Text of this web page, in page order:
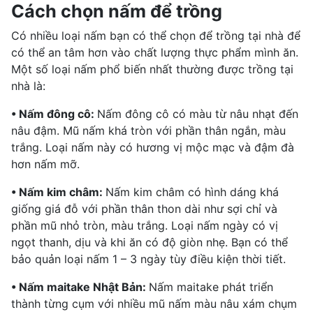
Cách chọn nấm để trồng
Có nhiều loại nấm bạn có thể chọn để trồng tại nhà để
có thể an tâm hơn vào chất lượng thực phẩm mình ăn.
Một số loại nấm phổ biến nhất thường được trồng tại
nhà là:
• Nấm đông cô: Nấm đông cô có màu từ nâu nhạt đến
nâu đậm. Mũ nấm khá tròn với phần thân ngắn, màu
trắng. Loại nấm này có hương vị mộc mạc và đậm đà
hơn nấm mỡ.
• Nấm kim châm: Nấm kim châm có hình dáng khá
giống giá đỗ với phần thân thon dài như sợi chỉ và
phần mũ nhỏ tròn, màu trắng. Loại nấm ngày có vị
ngọt thanh, dịu và khi ăn có độ giòn nhẹ. Bạn có thể
bảo quản loại nấm 1 – 3 ngày tùy điều kiện thời tiết.
• Nấm maitake Nhật Bản: Nấm maitake phát triển
thành từng cụm với nhiều mũ nấm màu nâu xám chụm